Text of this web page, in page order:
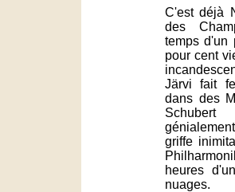
C'est déjà
des
temps d'un
pour cent
Järvi fait
dans des
Schubert
griffe
heures
nuages.